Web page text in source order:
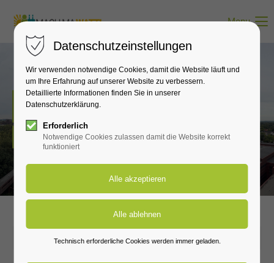
Menu
Neuigkeiten
Hier erfährst du alles zu den wichtigsten Neuigkeiten.
2024-12-05 09:45
Datenschutzeinstellungen
Wir verwenden notwendige Cookies, damit die Website läuft und
um Ihre Erfahrung auf unserer Website zu verbessern.
Detaillierte Informationen finden Sie in unserer
Datenschutzerklärung.
Erforderlich
Notwendige Cookies zulassen damit die Website korrekt
funktioniert
Technisch erforderliche Cookies werden immer geladen.